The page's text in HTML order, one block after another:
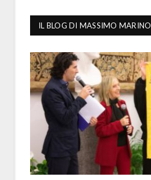
IL BLOG DI MASSIMO MARINO